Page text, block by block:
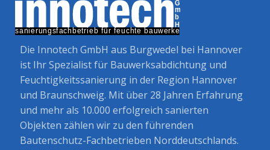
Die Innotech GmbH aus Burgwedel bei Hannover
ist Ihr Spezialist für Bauwerksabdichtung und
Feuchtigkeitssanierung in der Region Hannover
und Braunschweig. Mit über 28 Jahren Erfahrung
und mehr als 10.000 erfolgreich sanierten
Objekten zählen wir zu den führenden
Bautenschutz-Fachbetrieben Norddeutschlands.